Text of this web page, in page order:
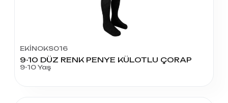
EKİNOKS016
9-10 DÜZ RENK PENYE KÜLOTLU ÇORAP
9-10 Yaş